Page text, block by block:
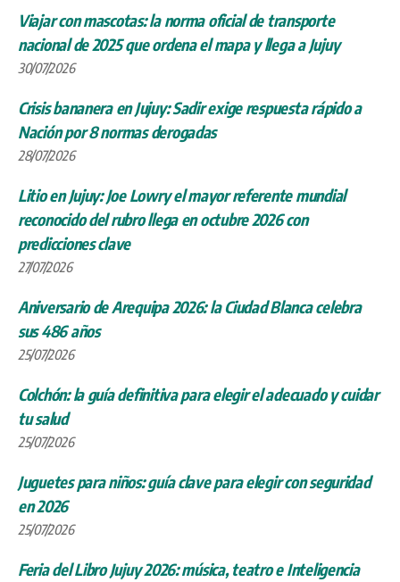
Viajar con mascotas: la norma oficial de transporte
nacional de 2025 que ordena el mapa y llega a Jujuy
30/07/2026
Crisis bananera en Jujuy: Sadir exige respuesta rápido a
Nación por 8 normas derogadas
28/07/2026
Litio en Jujuy: Joe Lowry el mayor referente mundial
reconocido del rubro llega en octubre 2026 con
predicciones clave
27/07/2026
Aniversario de Arequipa 2026: la Ciudad Blanca celebra
sus 486 años
25/07/2026
Colchón: la guía definitiva para elegir el adecuado y cuidar
tu salud
25/07/2026
Juguetes para niños: guía clave para elegir con seguridad
en 2026
25/07/2026
Feria del Libro Jujuy 2026: música, teatro e Inteligencia